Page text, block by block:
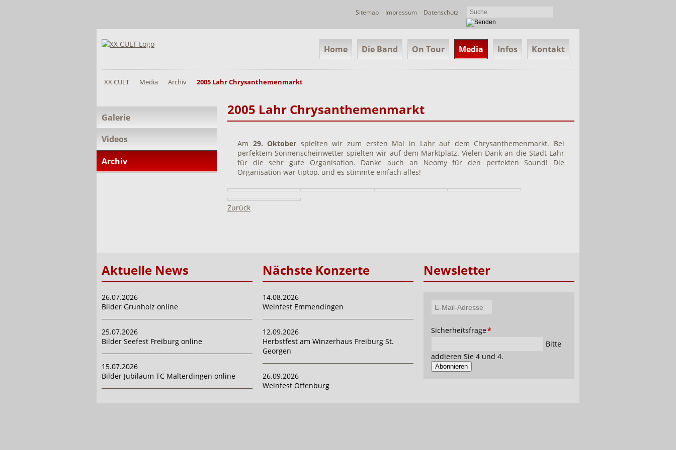
Navigation
Sitemap Impressum Datenschutz
überspringen
Home Die Band On Tour Media Infos Kontakt
XX CULT Media Archiv 2005 Lahr Chrysanthemenmarkt
2005 Lahr Chrysanthemenmarkt
Am 29. Oktober spielten wir zum ersten Mal in Lahr auf dem Chrysanthemenmarkt. Bei
perfektem Sonnenscheinwetter spielten wir auf dem Marktplatz. Vielen Dank an die Stadt Lahr
für die sehr gute Organisation. Danke auch an Neomy für den perfekten Sound! Die
Organisation war tiptop, und es stimmte einfach alles!
Zurück
Navigation
überspringen
Galerie
Videos
Archiv
Aktuelle News
26.07.2026
Bilder Grunholz online
25.07.2026
Bilder Seefest Freiburg online
15.07.2026
Bilder Jubiläum TC Malterdingen online
Nächste Konzerte
14.08.2026
Weinfest Emmendingen
12.09.2026
Herbstfest am Winzerhaus Freiburg St.
Georgen
26.09.2026
Weinfest Offenburg
Newsletter
Adresse
Pflichtfeld
Sicherheitsfrage*
Bitte
addieren Sie 4 und 4.
Abonnieren